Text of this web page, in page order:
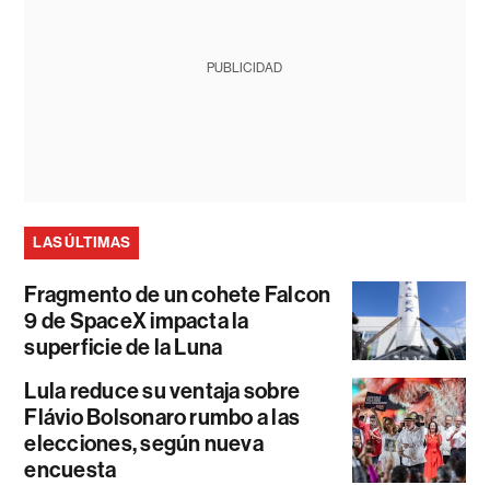
PUBLICIDAD
LAS ÚLTIMAS
Fragmento de un cohete Falcon
9 de SpaceX impacta la
superficie de la Luna
Lula reduce su ventaja sobre
Flávio Bolsonaro rumbo a las
elecciones, según nueva
encuesta